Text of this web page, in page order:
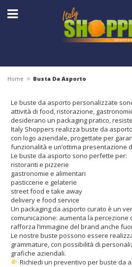
Home » Busta Da Asporto
Le buste da asporto personalizzate
attività di food, ristorazione,
desiderano un packaging pratico,
Italy Shoppers⁠ realizza buste da
con logo aziendale, progettate per
funzionalità e un’ottima presentazione
Le buste da asporto sono perfette per:
ristoranti e pizzerie
gastronomie e alimentari
pasticcerie e gelaterie
street food e take away
delivery e food service
Un packaging da asporto curato è un
comunicazione: aumenta la percezione
rafforza l’immagine del brand anche
Le nostre buste possono essere
grammature, con possibilità di
grafiche aziendali.
Richiedi un preventivo per buste da